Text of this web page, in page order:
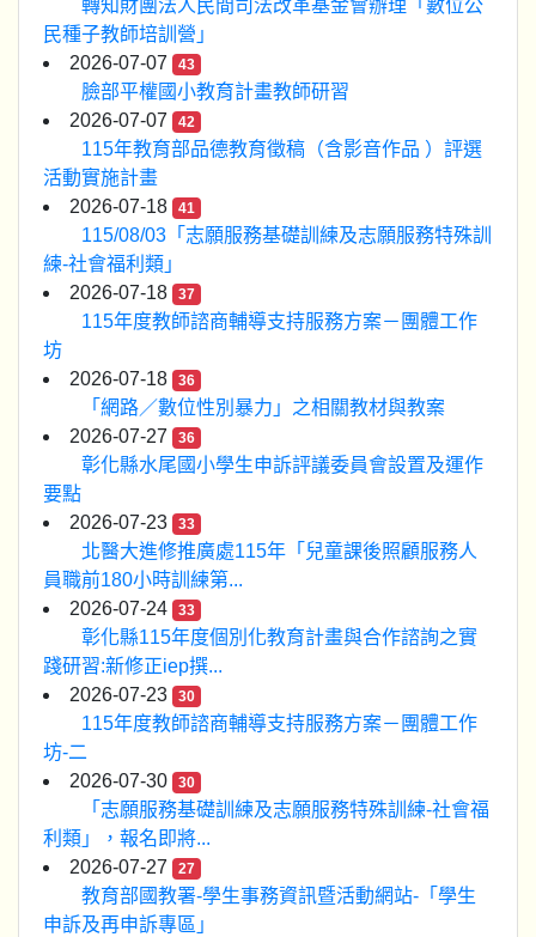
轉知財團法人民間司法改革基金會辦理「數位公
民種子教師培訓營」
2026-07-07
43
臉部平權國小教育計畫教師研習
2026-07-07
42
115年教育部品德教育徵稿（含影音作品 ）評選
活動實施計畫
2026-07-18
41
115/08/03「志願服務基礎訓練及志願服務特殊訓
練-社會福利類」
2026-07-18
37
115年度教師諮商輔導支持服務方案－團體工作
坊
2026-07-18
36
「網路／數位性別暴力」之相關教材與教案
2026-07-27
36
彰化縣水尾國小學生申訴評議委員會設置及運作
要點
2026-07-23
33
北醫大進修推廣處115年「兒童課後照顧服務人
員職前180小時訓練第...
2026-07-24
33
彰化縣115年度個別化教育計畫與合作諮詢之實
踐研習:新修正iep撰...
2026-07-23
30
115年度教師諮商輔導支持服務方案－團體工作
坊-二
2026-07-30
30
「志願服務基礎訓練及志願服務特殊訓練-社會福
利類」，報名即將...
2026-07-27
27
教育部國教署-學生事務資訊暨活動網站-「學生
申訴及再申訴專區」